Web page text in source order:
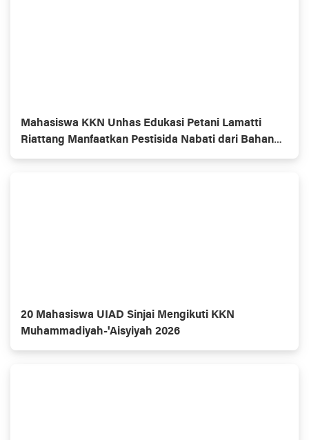
Mahasiswa KKN Unhas Edukasi Petani Lamatti
Riattang Manfaatkan Pestisida Nabati dari Bahan
Alami
20 Mahasiswa UIAD Sinjai Mengikuti KKN
Muhammadiyah-'Aisyiyah 2026